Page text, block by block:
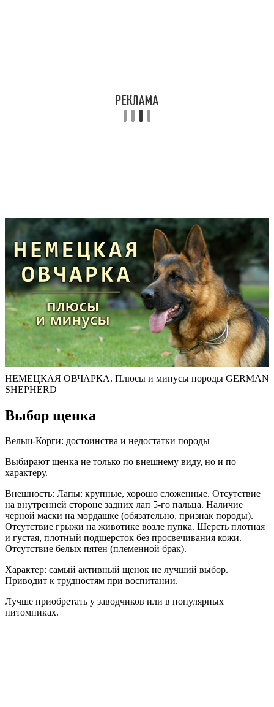
НЕМЕЦКАЯ ОВЧАРКА. Плюсы и минусы породы GERMAN
SHEPHERD
Выбор щенка
Вельш-Корги: достоинства и недостатки породы
Выбирают щенка не только по внешнему виду, но и по
характеру.
Внешность: Лапы: крупные, хорошо сложенные. Отсутствие
на внутренней стороне задних лап 5-го пальца. Наличие
черной маски на мордашке (обязательно, признак породы).
Отсутствие грыжи на животике возле пупка. Шерсть плотная
и густая, плотный подшерсток без просвечивания кожи.
Отсутствие белых пятен (племенной брак).
Характер: самый активный щенок не лучший выбор.
Приводит к трудностям при воспитании.
Лучше приобретать у заводчиков или в популярных
питомниках.